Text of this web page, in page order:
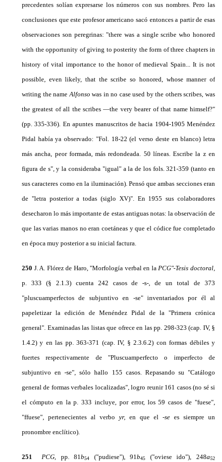
precedentes solían ex­presarse los números con sus nombres. Pero las
conclusiones que este profesor americano sacó entonces a partir de esas
observaciones son peregrinas: "there was a single scribe who honored
with the opportunity of giving to posterity the form of three chapters in
history of vital importance to the honor of medieval Spain... It is not
possible, even likely, that the scribe so honored, whose manner of
writing the name Alfonsowas in no case used by the others scribes, was
the greatest of all the scribes —the very bearer of that name himself?"
(pp. 335-336). En apuntes manuscritos de hacia 1904-1905 Menéndez
Pidal había ya ob­servado: "Fol. 18-22 (el verso deste en blanco) letra
más ancha, peor formada, más redondeada. 50 líneas. Escribe la z en
figura de s", y la consideraba "igual" a la de los fols. 321-359 (tanto en
sus caracteres co­mo en la iluminación). Pensó que ambas secciones eran
de "letra posterior a todas (siglo XV)". En 1955 sus colaboradores
desecharon lo más importante de estas antiguas notas: la observación de
que las varias manos no eran coetáneas y que el códice fue completado
en época muy posterior a su inicial factura.
250 J. A. Flórez de Haro, "Morfología verbal en la PCG"-Tesis doctoral,
p. 333 (§ 2.1.3) cuenta 242 casos de -s-, de un total de 373
"pluscuamperfectos de subjuntivo en -se" inventariados por él al
papeletizar la edi­ción de Menéndez Pidal de la "Primera crónica
general". Examinadas las listas que ofrece en las pp. 298-323 (cap. IV, §
1.4.2) y en las pp. 363-371 (cap. IV, § 2.3.6.2) con formas débiles y
fuertes respectivamente de "Pluscuamperfecto o imperfecto de
subjuntivo en -se", sólo hallo 155 casos. Repasando su "Catálogo
general de formas verbales localizadas", logro reunir 161 casos (no sé si
el cómputo en la p. 333 incluye, por error, los 59 casos de "fuese",
"ffuese", pertenecientes al verbo yr, en que el -se es siempre un
pronombre enclítico).
251 PCG, pp. 81b54 ("pudiese"), 91b45 ("oviese ido"), 248a52